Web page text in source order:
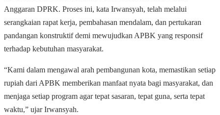
Anggaran DPRK. Proses ini, kata Irwansyah, telah melalui
serangkaian rapat kerja, pembahasan mendalam, dan pertukaran
pandangan konstruktif demi mewujudkan APBK yang responsif
terhadap kebutuhan masyarakat.
“Kami dalam mengawal arah pembangunan kota, memastikan setiap
rupiah dari APBK memberikan manfaat nyata bagi masyarakat, dan
menjaga setiap program agar tepat sasaran, tepat guna, serta tepat
waktu,” ujar Irwansyah.